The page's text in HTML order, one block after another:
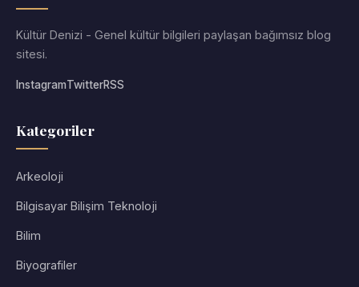
Kültür Denizi - Genel kültür bilgileri paylaşan bağımsız blog
sitesi.
InstagramTwitterRSS
Kategoriler
Arkeoloji
Bilgisayar Bilişim Teknoloji
Bilim
Biyografiler